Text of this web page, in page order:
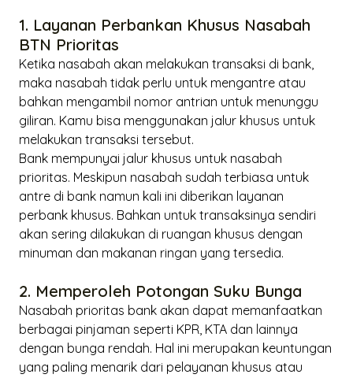
1. Layanan Perbankan Khusus Nasabah
BTN Prioritas
Ketika nasabah akan melakukan transaksi di bank,
maka nasabah tidak perlu untuk mengantre atau
bahkan mengambil nomor antrian untuk menunggu
giliran. Kamu bisa menggunakan jalur khusus untuk
melakukan transaksi tersebut.
Bank mempunyai jalur khusus untuk nasabah
prioritas. Meskipun nasabah sudah terbiasa untuk
antre di bank namun kali ini diberikan layanan
perbank khusus. Bahkan untuk transaksinya sendiri
akan sering dilakukan di ruangan khusus dengan
minuman dan makanan ringan yang tersedia.
2. Memperoleh Potongan Suku Bunga
Nasabah prioritas bank akan dapat memanfaatkan
berbagai pinjaman seperti KPR, KTA dan lainnya
dengan bunga rendah. Hal ini merupakan keuntungan
yang paling menarik dari pelayanan khusus atau